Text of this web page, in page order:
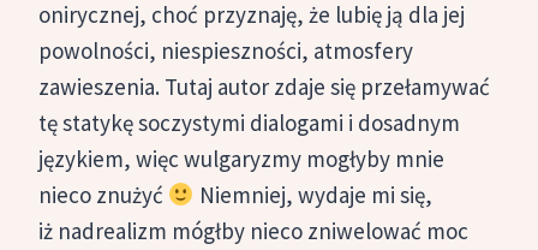
onirycznej, choć przyznaję, że lubię ją dla jej
powolności, niespieszności, atmosfery
zawieszenia. Tutaj autor zdaje się przełamywać
tę statykę soczystymi dialogami i dosadnym
językiem, więc wulgaryzmy mogłyby mnie
nieco znużyć
Niemniej, wydaje mi się,
iż nadrealizm mógłby nieco zniwelować moc